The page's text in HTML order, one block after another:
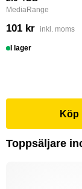
MediaRange
101 kr inkl. moms
I lager
Köp
Toppsäljare